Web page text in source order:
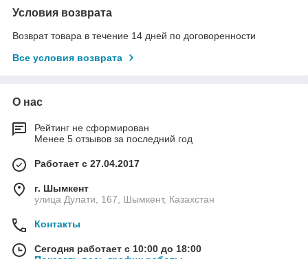
Условия возврата
Возврат товара в течение 14 дней по договоренности
Все условия возврата
О нас
Рейтинг не сформирован
Менее 5 отзывов за последний год
Работает с 27.04.2017
г. Шымкент
улица Дулати, 167, Шымкент, Казахстан
Контакты
Сегодня работает с 10:00 до 18:00